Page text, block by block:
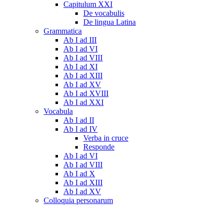
Capitulum XXI
De vocabulis
De lingua Latina
Grammatica
Ab I ad III
Ab I ad VI
Ab I ad VIII
Ab I ad XI
Ab I ad XIII
Ab I ad XV
Ab I ad XVIII
Ab I ad XXI
Vocabula
Ab I ad II
Ab I ad IV
Verba in cruce
Responde
Ab I ad VI
Ab I ad VIII
Ab I ad X
Ab I ad XIII
Ab I ad XV
Colloquia personarum